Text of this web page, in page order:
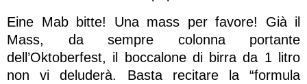
Eine Mab bitte! Una mass per favore! Già il
Mass, da sempre colonna portante
dell’Oktoberfest, il boccalone di birra da 1 litro
non vi deluderà. Basta recitare la “formula